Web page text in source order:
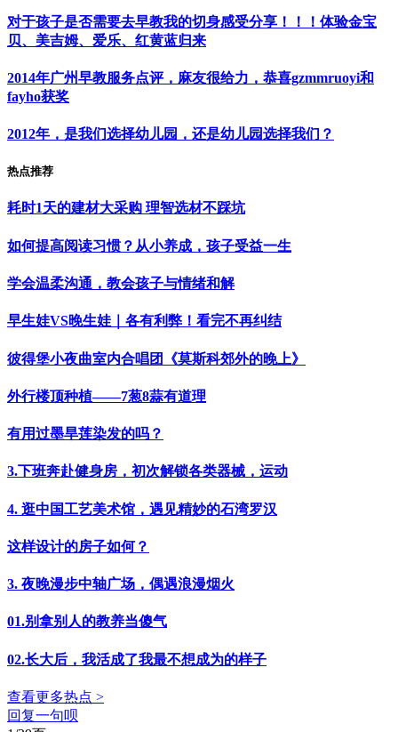
对于孩子是否需要去早教我的切身感受分享！！！体验金宝
贝、美吉姆、爱乐、红黄蓝归来
2014年广州早教服务点评，麻友很给力，恭喜gzmmruoyi和
fayho获奖
2012年，是我们选择幼儿园，还是幼儿园选择我们？
热点推荐
耗时1天的建材大采购 理智选材不踩坑
如何提高阅读习惯？从小养成，孩子受益一生
学会温柔沟通，教会孩子与情绪和解
早生娃VS晚生娃｜各有利弊！看完不再纠结
彼得堡小夜曲室内合唱团《莫斯科郊外的晚上》
外行楼顶种植——7葱8蒜有道理
有用过墨旱莲染发的吗？
3.下班奔赴健身房，初次解锁各类器械，运动
4. 逛中国工艺美术馆，遇见精妙的石湾罗汉
这样设计的房子如何？
3. 夜晚漫步中轴广场，偶遇浪漫烟火
01.别拿别人的教养当傻气
02.长大后，我活成了我最不想成为的样子
查看更多热点 >
回复一句呗